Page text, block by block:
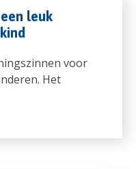
leuk
voor
Het